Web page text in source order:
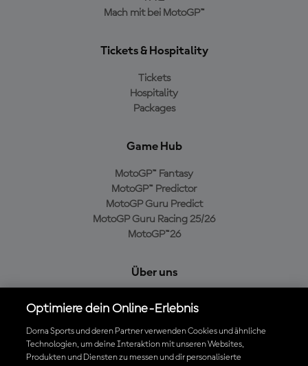
Mach mit bei MotoGP™
Tickets & Hospitality
Tickets
Hospitality
Packages
Game Hub
MotoGP™ Fantasy
MotoGP™ Predictor
MotoGP Guru Predict
MotoGP Guru Racing 25/26
MotoGP™26
Über uns
Cookie-Richtlinien
Geschäftsbedingungen
Datenschutzrichtlinien
Kaufrichtlinie
Optimiere dein Online-Erlebnis
Dorna Sports und deren Partner verwenden Cookies und ähnliche
Technologien, um deine Interaktion mit unseren Websites,
Produkten und Diensten zu messen und dir personalisierte